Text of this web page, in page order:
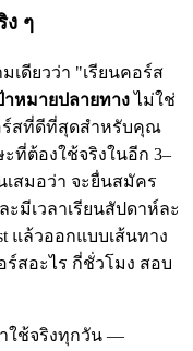
ง ๆ
เดียวว่า "เรียนคอร์ส
าหมายปลายทางไม่ใช่
ร์สที่ดีที่สุดสำหรับคุณ
ต้องใช้จริงในอีก 3–
เสมอว่า จะยื่นสมัคร
มีเวลาเรียนสัปดาห์ละ
แล้วออกแบบเส้นทาง
ร์สอะไร กี่ชั่วโมง สอบ
ใช้จริงทุกวัน —